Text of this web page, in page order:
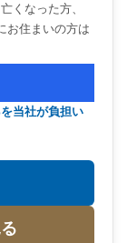
くなった方、
お住まいの方は
当社が負担い